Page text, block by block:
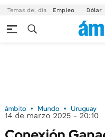
Temas del día Empleo Dólar
ámbito Mundo Uruguay
14 de marzo 2025 - 20:10